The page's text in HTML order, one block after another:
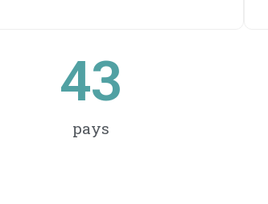
pays
43